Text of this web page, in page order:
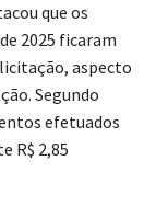
que os
2025 ficaram
aspecto
Segundo
efetuados
R$ 2,85